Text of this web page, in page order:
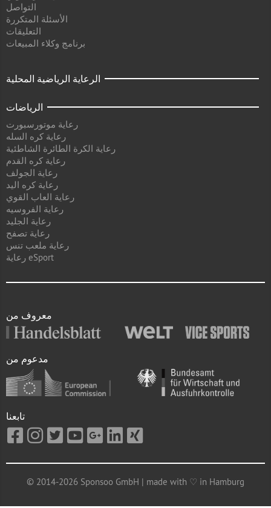
التواصل
الأسئلة المتكررة
التعليقات
برنامج وكلاء المبيعات
الرعاية الرياضية المحلية
الرياضات
رعاية موتورسبورت
رعاية كره السله
رعاية الكرة الطائرة الشاطئية
رعاية كره القدم
رعاية الجولف
رعاية كره اليد
رعاية العاب القوي
رعاية الفروسيه
رعاية الجليد
رعاية تصفح
رعاية ملعب تنس
رعاية eSport
معروف من
مدعوم من
تابعنا
© 2014-2026 Sponsoo GmbH | made with ♡ in Hamburg